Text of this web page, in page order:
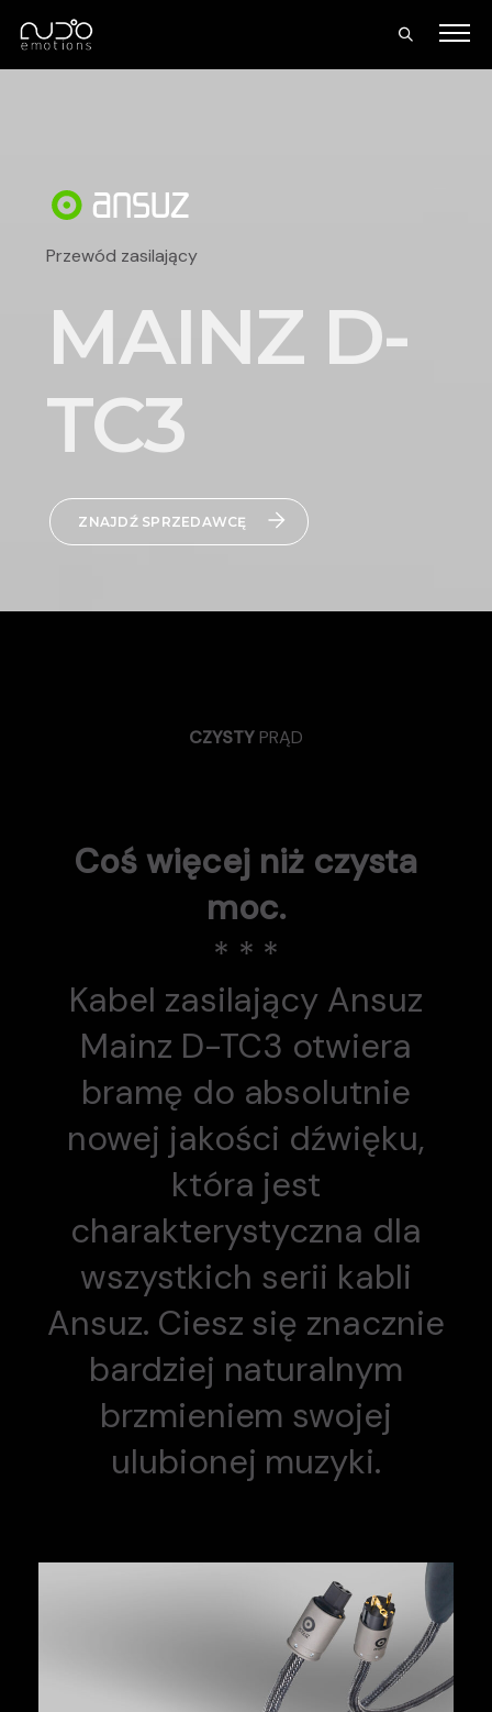
Przewód zasilający
MAINZ D-
TC3
ZNAJDŹ SPRZEDAWCĘ
CZYSTY PRĄD
Coś więcej niż czysta
moc.
* * *
Kabel zasilający Ansuz
Mainz D-TC3 otwiera
bramę do absolutnie
nowej jakości dźwięku,
która jest
charakterystyczna dla
wszystkich serii kabli
Ansuz. Ciesz się znacznie
bardziej naturalnym
brzmieniem swojej
ulubionej muzyki.